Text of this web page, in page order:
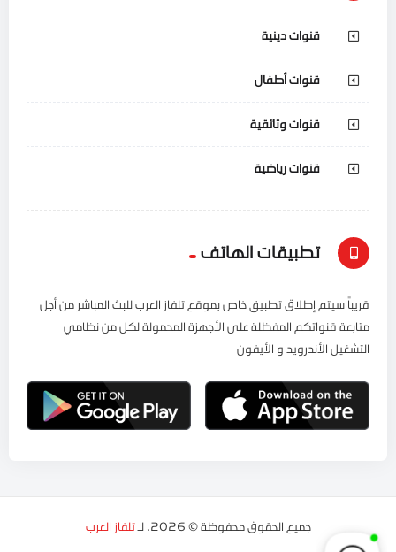
قنوات دينية
قنوات أطفال
قنوات وثائقية
قنوات رياضية
تطبيقات الهاتف
قريباً سيتم إطلاق تطبيق خاص بموقع تلفاز العرب للبث المباشر من أجل
متابعة قنواتكم المفظلة على الأجهزة المحمولة لكل من نظامي
التشغيل الأندرويد و الأيفون
جميع الحقوق محفوظة © 2026. لـ تلفاز العرب